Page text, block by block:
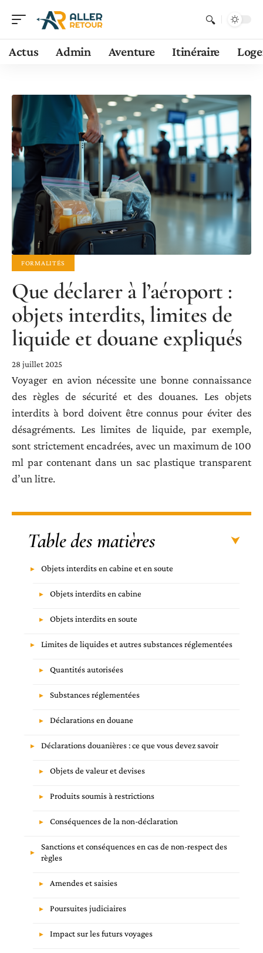
Actus Admin Aventure Itinéraire
FORMALITÉS
Que déclarer à l’aéroport :
objets interdits, limites de
liquide et douane expliqués
28 juillet 2025
Voyager en avion nécessite une bonne connaissance
des règles de sécurité et des douanes. Les objets
interdits à bord doivent être connus pour éviter des
désagréments. Les limites de liquide, par exemple,
sont strictement encadrées, avec un maximum de 100
ml par contenant dans un sac plastique transparent
d’un litre.
Table des matières
Objets interdits en cabine et en soute
Objets interdits en cabine
Objets interdits en soute
Limites de liquides et autres substances réglementées
Quantités autorisées
Substances réglementées
Déclarations en douane
Déclarations douanières : ce que vous devez savoir
Objets de valeur et devises
Produits soumis à restrictions
Conséquences de la non-déclaration
Sanctions et conséquences en cas de non-respect des
règles
Amendes et saisies
Poursuites judiciaires
Impact sur les futurs voyages